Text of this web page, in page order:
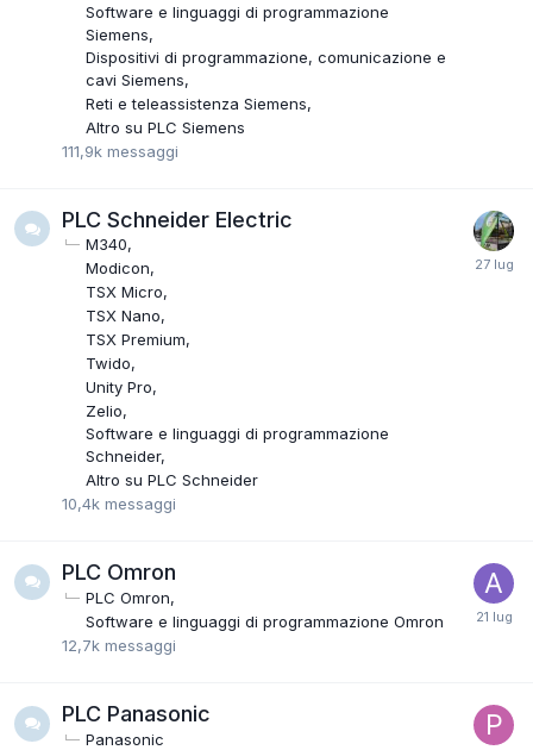
Software e linguaggi di programmazione
Siemens
Dispositivi di programmazione, comunicazione e
cavi Siemens
Reti e teleassistenza Siemens
Altro su PLC Siemens
111,9k messaggi
PLC Schneider Electric
M340
Modicon
TSX Micro
TSX Nano
TSX Premium
Twido
Unity Pro
Zelio
Software e linguaggi di programmazione
Schneider
Altro su PLC Schneider
10,4k messaggi
PLC Omron
PLC Omron
Software e linguaggi di programmazione Omron
12,7k messaggi
PLC Panasonic
Panasonic